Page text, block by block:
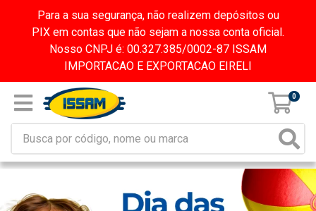
Para a sua segurança, não realizem depósitos ou
PIX em contas que não sejam a nossa conta oficial.
Nosso CNPJ é: 00.327.385/0002-87 ISSAM
IMPORTACAO E EXPORTACAO EIRELI
0